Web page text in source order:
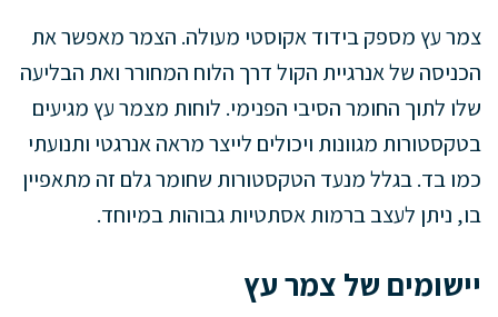
צמר עץ מספק בידוד אקוסטי מעולה. הצמר מאפשר את
הכניסה של אנרגיית הקול דרך הלוח המחורר ואת הבליעה
שלו לתוך החומר הסיבי הפנימי. לוחות מצמר עץ מגיעים
בטקסטורות מגוונות ויכולים לייצר מראה אנרגטי ותנועתי
כמו בד. בגלל מנעד הטקסטורות שחומר גלם זה מתאפיין
בו, ניתן לעצב ברמות אסתטיות גבוהות במיוחד.
יישומים של צמר עץ